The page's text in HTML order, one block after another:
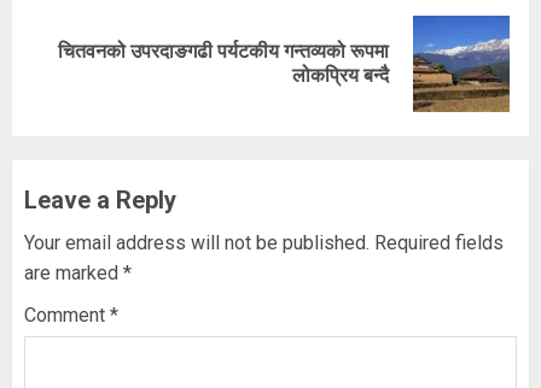
Nextचितवनको उपरदाङगढी पर्यटकीय गन्तव्यको रूपमा
लोकप्रिय बन्दै
Leave a Reply
Your email address will not be published. Required fields
are marked *
Comment *